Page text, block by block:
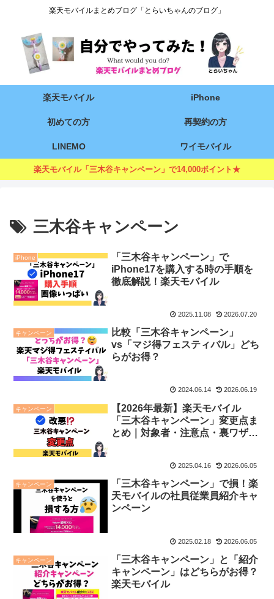
楽天モバイルまとめブログ「とらいちゃんのブログ」
楽天モバイル iPhone
初めての方 再契約の方
LINEMO ワイモバイル
楽天モバイル「三木谷キャンペーン」で14,000ポイント★
三木谷キャンペーン
iPhone
「三木谷キャンペーン」で
iPhone17を購入する時の手順を
徹底解説！楽天モバイル
2025.11.08 2026.07.20
キャンペーン
比較「三木谷キャンペーン」
vs「マジ得フェスティバル」どち
らがお得？
2024.06.14 2026.06.19
キャンペーン
【2026年最新】楽天モバイル
「三木谷キャンペーン」変更点ま
とめ｜対象者・注意点・裏ワザま
2025.04.16 2026.06.05
キャンペーン
「三木谷キャンペーン」で損！楽
天モバイルの社員従業員紹介キャ
ンペーン
2025.02.18 2026.06.05
キャンペーン
「三木谷キャンペーン」と「紹介
キャンペーン」はどちらがお得？
楽天モバイル